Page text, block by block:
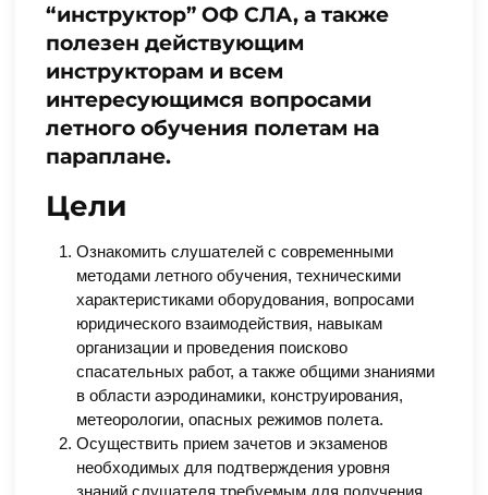
“инструктор” ОФ СЛА, а также
полезен действующим
инструкторам и всем
интересующимся вопросами
летного обучения полетам на
параплане.
Цели
Ознакомить слушателей с современными
методами летного обучения, техническими
характеристиками оборудования, вопросами
юридического взаимодействия, навыкам
организации и проведения поисково
спасательных работ, а также общими знаниями
в области аэродинамики, конструирования,
метеорологии, опасных режимов полета.
Осуществить прием зачетов и экзаменов
необходимых для подтверждения уровня
знаний слушателя требуемым для получения